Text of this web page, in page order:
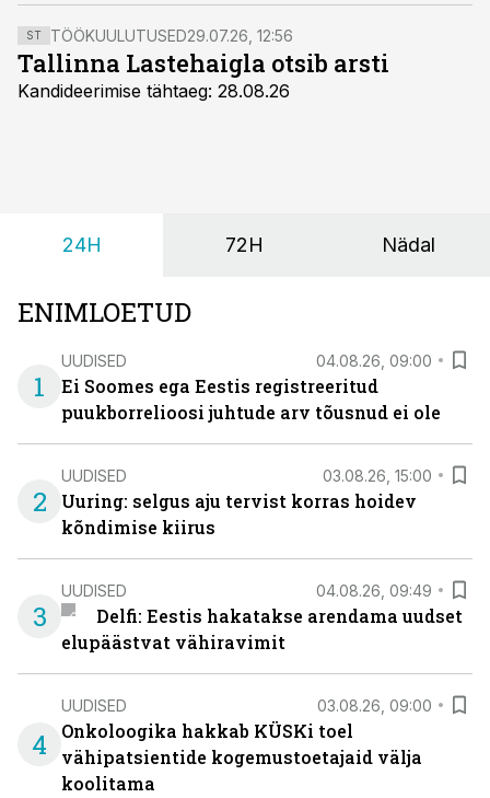
esimest rohkem poistel, teist tüdrukutel.
ST TÖÖKUULUTUSED29.07.26, 12:56
Tallinna Lastehaigla otsib arsti
Kandideerimise tähtaeg: 28.08.26
24H 72H Nädal
ENIMLOETUD
1
UUDISED 04.08.26, 09:00
Ei Soomes ega Eestis registreeritud
puukborrelioosi juhtude arv tõusnud ei ole
2
UUDISED 03.08.26, 15:00
Uuring: selgus aju tervist korras hoidev
kõndimise kiirus
3
UUDISED 04.08.26, 09:49
Delfi: Eestis hakatakse arendama uudset
elupäästvat vähiravimit
4
UUDISED 03.08.26, 09:00
Onkoloogika hakkab KÜSKi toel
vähipatsientide kogemustoetajaid välja
koolitama